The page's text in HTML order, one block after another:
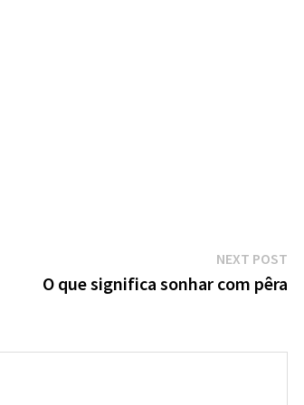
NEXT POST
O que significa sonhar com pêra